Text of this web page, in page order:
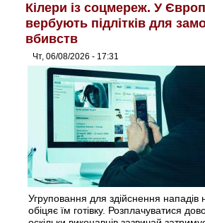
Кілери із соцмереж. У
вербують підлітків для
вбивств
Чт, 06/08/2026 - 17:31
Угруповання для здійснення нападів
обіцяє їм готівку. Розплачуватися